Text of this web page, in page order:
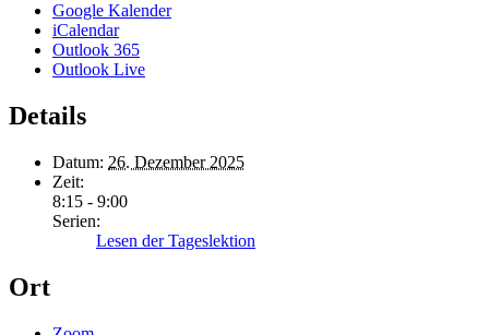
Google Kalender
iCalendar
Outlook 365
Outlook Live
Details
Datum: 26. Dezember 2025
Zeit:
8:15 - 9:00
Serien:
Lesen der Tageslektion
Ort